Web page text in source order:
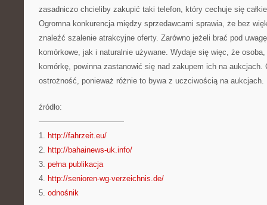
zasadniczo chcieliby zakupić taki telefon, który cechuje się
Ogromna konkurencja między sprzedawcami sprawia, że bez
znaleźć szalenie atrakcyjne oferty. Zarówno jeżeli brać pod
komórkowe, jak i naturalnie używane. Wydaje się więc, że
komórkę, powinna zastanowić się nad zakupem ich na aukcjach.
ostrożność, ponieważ różnie to bywa z uczciwością na aukcjach.
źródło:
———————————
1. http://fahrzeit.eu/
2. http://bahainews-uk.info/
3. pełna publikacja
4. http://senioren-wg-verzeichnis.de/
5. odnośnik